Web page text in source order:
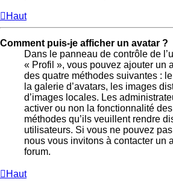
Haut
Comment puis-je afficher un avatar ?
Dans le panneau de contrôle de
« Profil », vous pouvez ajouter un
des quatre méthodes suivantes :
la galerie d’avatars, les images
d’images locales. Les
activer ou non la fonctionnalité
méthodes qu’ils veuillent rendre
utilisateurs. Si vous ne pouvez
nous vous invitons à contacter un
forum.
Haut